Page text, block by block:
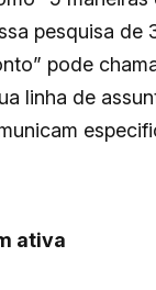
pesquisa de
pode
linha de
ativa